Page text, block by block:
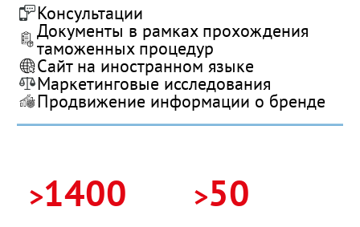
Консультации
Документы в рамках прохождения
таможенных процедур
Сайт на иностранном языке
Маркетинговые исследования
Продвижение информации о бренде
>1400 >50